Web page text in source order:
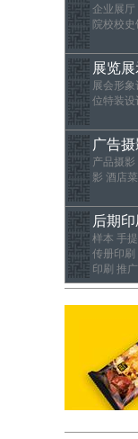
企业展厅
院校校
展览展
展会形
位特装设
广告摄
产品摄
影 酒店
后期
样本 手
传册印刷
印刷 推